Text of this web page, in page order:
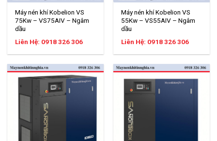
Máy nén khí Kobelion VS
75Kw – VS75AIV – Ngâm
dầu
Liên Hệ: 0918 326 306
Máy nén khí Kobelion VS
55Kw – VS55AIV – Ngâm
dầu
Liên Hệ: 0918 326 306